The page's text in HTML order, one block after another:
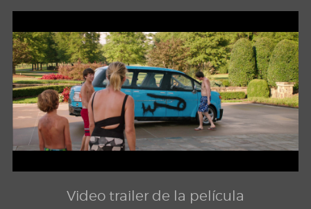
Video trailer de la película